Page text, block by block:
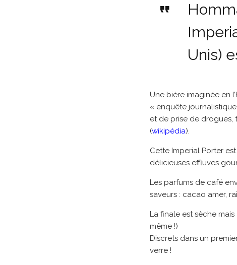
Unis)
Une bière imaginée en
« enquête
et de prise de
(wikipédia).
Cette Imperial Porter
délicieuses effluves
Les parfums de café
saveurs : cacao amer,
La finale est sèche
même !)
Discrets dans un
verre !